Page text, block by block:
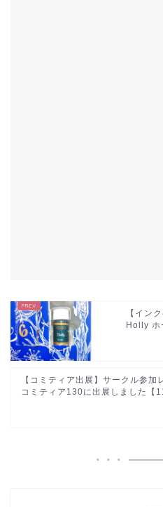
【イン
Holly ホ
【コミティア出展】サークル参加
コミティア130に出展しました【